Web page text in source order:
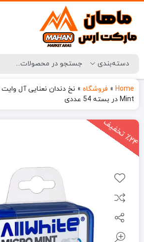
Home
» فروشگاه »
Mint در بسته 54 عددی
٪2
4
ت
خ
ف
یف